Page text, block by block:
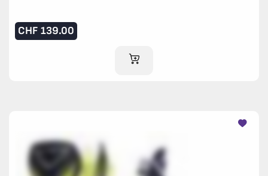
CHF 139.00
AJOUTER AU PANIER